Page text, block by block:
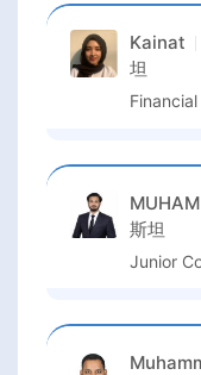
Kainat
坦
斯坦
Junior